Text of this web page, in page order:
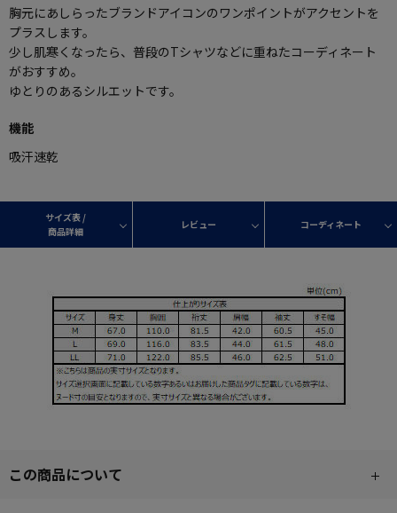
胸元にあしらったブランドアイコンのワンポイントがアクセントを
プラスします。
少し肌寒くなったら、普段のTシャツなどに重ねたコーディネート
がおすすめ。
ゆとりのあるシルエットです。
機能
吸汗速乾
サイズ表 /
商品詳細
レビュー コーディネート
この商品について